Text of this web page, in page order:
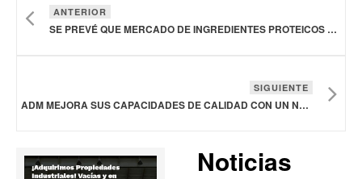
ANTERIOR
SE PREVÉ QUE MERCADO DE INGREDIENTES PROTEICOS ALCANCE LOS 125,100 MDD EN 2031
SIGUIENTE
ADM MEJORA SUS CAPACIDADES DE CALIDAD CON UN NUEVO LABORATORIO CENTRAL DE MOLIENDA
Noticias